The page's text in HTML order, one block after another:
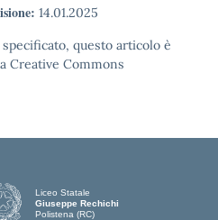
14.01.2025
questo articolo è
Creative Commons
Liceo Statale
Giuseppe Rechichi
Polistena (RC)